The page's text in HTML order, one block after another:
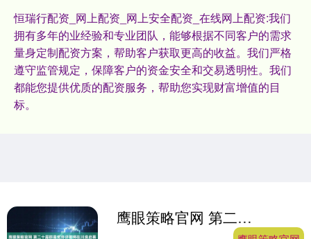
恒瑞行配资_网上配资_网上安全配资_在线网上配资:我们
拥有多年的业经验和专业团队，能够根据不同客户的需求
量身定制配资方案，帮助客户获取更高的收益。我们严格
遵守监管规定，保障客户的资金安全和交易透明性。我们
都能您提供优质的配资服务，帮助您实现财富增值的目
标。
鹰眼策略官网 第二十届群星奖终评即将在川渝启幕